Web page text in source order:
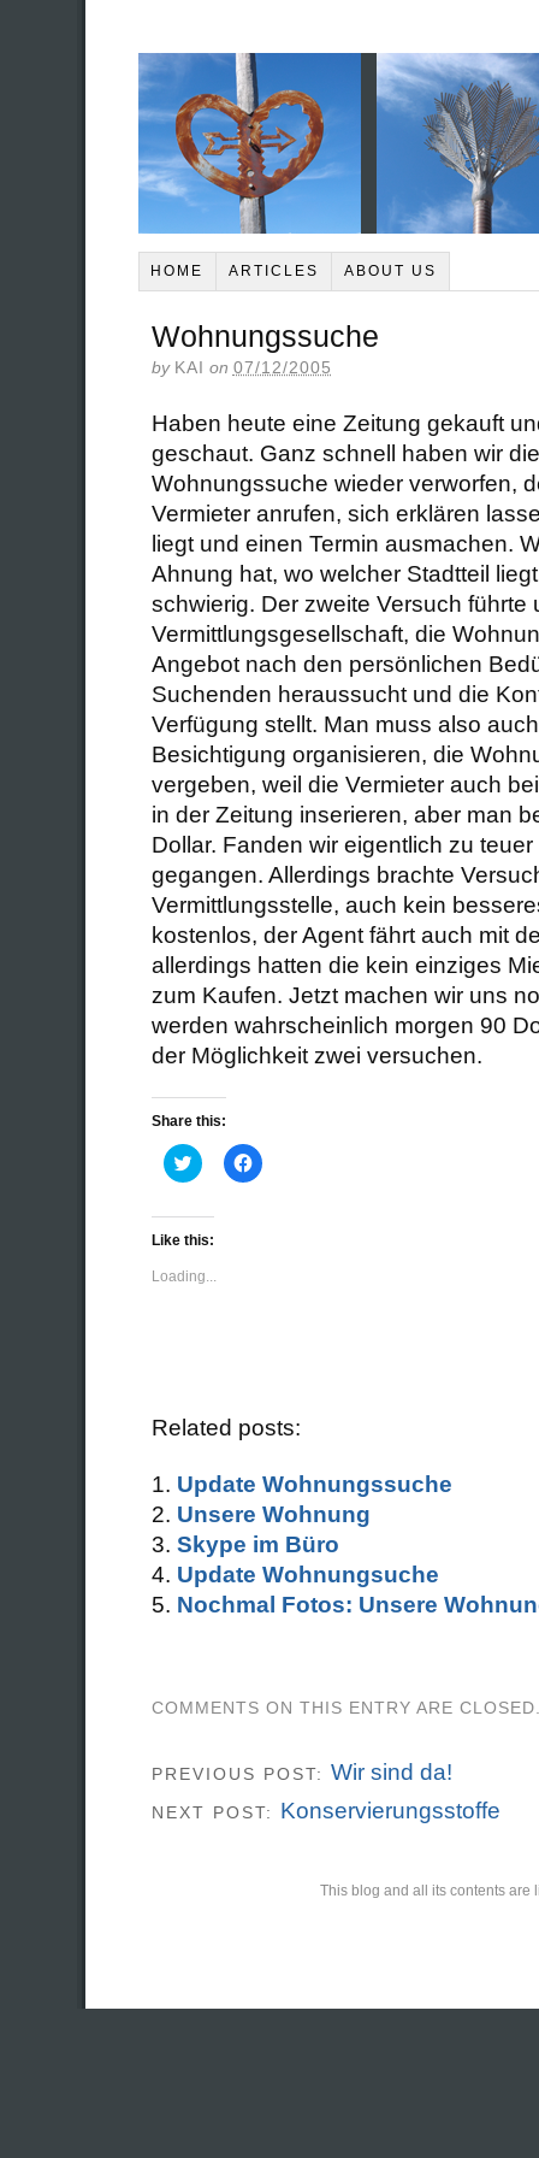
HOME ARTICLES ABOUT US
Wohnungssuche
by KAI on 07/12/2005
Haben heute eine Zeitung gekauft
geschaut. Ganz schnell haben wir
Wohnungssuche wieder verworfen,
Vermieter anrufen, sich erklären
liegt und einen Termin ausmachen.
Ahnung hat, wo welcher Stadtteil
schwierig. Der zweite Versuch führte
Vermittlungsgesellschaft, die
Angebot nach den persönlichen
Suchenden heraussucht und die
Verfügung stellt. Man muss also
Besichtigung organisieren, die
vergeben, weil die Vermieter auch
in der Zeitung inserieren, aber man
Dollar. Fanden wir eigentlich zu
gegangen. Allerdings brachte
Vermittlungsstelle, auch kein
kostenlos, der Agent fährt auch mit
allerdings hatten die kein einziges
zum Kaufen. Jetzt machen wir uns
werden wahrscheinlich morgen 90
der Möglichkeit zwei versuchen.
Share this:
Click
to
Twitter
(Opens
new
window)
Click
to
Like this:
Loading...
Related posts:
Update Wohnungssuche
Unsere Wohnung
Skype im Büro
Update Wohnungsuche
Nochmal Fotos: Unsere
COMMENTS ON THIS ENTRY ARE
PREVIOUS POST: Wir sind da!
NEXT POST: Konservierungsstoffe
This blog and all its contents are